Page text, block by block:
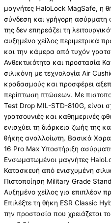
μαγνήτες HaloLock MagSafe, η
σύνδεση και γρήγορη ασύρματη
της δεν επηρεάζει τη
αυξημένο χείλος περιμετρικά
και την κάμερα από τυχόν
Ανθεκτικότητα και προστασία
σιλικόνη με τεχνολογία Air
κραδασμούς και προσφέρει
περίπτωση πτώσεων. Με
Test Drop MIL-STD-810G, είναι
γρατσουνιές και καθημερινές
ενισχύει τη διάρκεια ζωής της
θήκης αναλλοίωτη. Βασικά
16 Pro Max Υποστήριξη
Ενσωματωμένοι μαγνήτες
Κατασκευή από ενισχυμένη
Πιστοποίηση Military Grade
Αυξημένο χείλος για επιπλέον
Επιλέξτε τη θήκη ESR Classic
την προστασία που χρειάζεται